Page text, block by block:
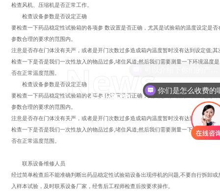
行业新闻
News
检查风机、压缩机是否正常工作。
检查设备参数是否设定正确
要检查一下药品稳定性试验箱的各项参 数设置是否正确，尤其是试验箱的温度设定是否
参数合理的要求的范围内。
注意是否存在门体没有关严，或者是开门次数过多造成箱内温度暂时没有达到设定值;其
检查一下是否是我们一次性放入的物品过多,堵住风道;然后我们需要测量一下环境温度是
否在正常温度范围。
检查设备参数是否设定正确
要检查一下药品稳定性试验箱的各项参 数设置是否正确，尤其是试验箱的温度设定是否
参数合理的要求的范围内。
注意是否存在门体没有关严，或者是开门次数过多造成箱内温度暂时没有达到设定值;其
检查一下是否是我们一次性放入的物品过多,堵住风道;然后我们需要测量一下环境温度是
否在正常温度范围。
联系设备维修人员
经过简单检查后不能准确判断出药品稳定性试验箱设备出现停机的问题,不要自行拆卸或
入样本试验，及时联系设备厂家，经售后工程师检查后按要求操作。
你们是怎么收费的